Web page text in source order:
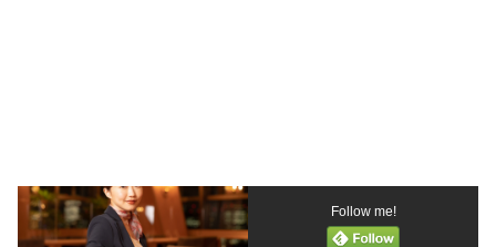
Follow me!